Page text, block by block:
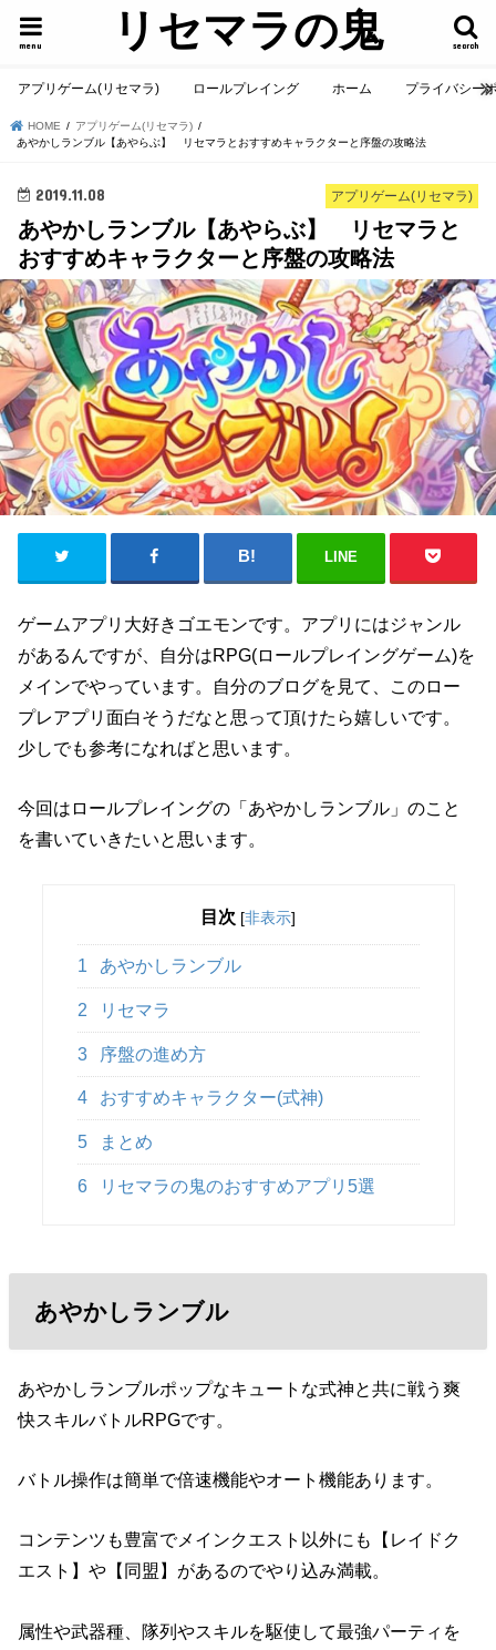
リセマラの鬼 search
menu
アプリゲーム(リセマラ) ロールプレイング ホーム プライバシー
HOME
アプリゲーム(リセマラ)
あやかしランブル【あやらぶ】 リセマラとおすすめキャラクターと序盤の攻略法
アプリゲーム(リセマラ)
2019.11.08
あやかしランブル【あやらぶ】 リセマラと
おすすめキャラクターと序盤の攻略法
LINE
ゲームアプリ大好きゴエモンです。アプリにはジャンル
があるんですが、自分はRPG(ロールプレイングゲーム)を
メインでやっています。自分のブログを見て、このロー
プレアプリ面白そうだなと思って頂けたら嬉しいです。
少しでも参考になればと思います。
今回はロールプレイングの「あやかしランブル」のこと
を書いていきたいと思います。
目次 [非表示]
1 あやかしランブル
2 リセマラ
3 序盤の進め方
4 おすすめキャラクター(式神)
5 まとめ
6 リセマラの鬼のおすすめアプリ5選
あやかしランブル
あやかしランブルポップなキュートな式神と共に戦う爽
快スキルバトルRPGです。
バトル操作は簡単で倍速機能やオート機能あります。
コンテンツも豊富でメインクエスト以外にも【レイドク
エスト】や【同盟】があるのでやり込み満載。
属性や武器種、隊列やスキルを駆使して最強パーティを